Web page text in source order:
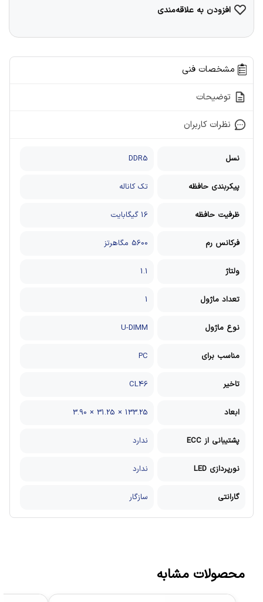
افزودن به علاقه‌مندی
مشخصات فنی
توضیحات
نظرات کاربران
نسل DDR5
پیکربندی حافظه تک کاناله
ظرفیت حافظه 16 گیگابایت
فرکانس رم 5600 مگاهرتز
ولتاژ 1.1
تعداد ماژول 1
نوع ماژول U-DIMM
مناسب برای PC
تاخیر CL46
ابعاد 133.25 × 31.25 × 3.90
پشتیبانی از ECC ندارد
نورپردازی LED ندارد
گارانتی سازگار
محصولات مشابه